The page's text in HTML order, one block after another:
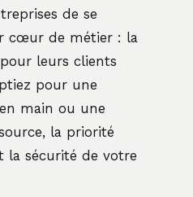
de se
cœur de métier : la
leurs clients
pour une
main ou une
la priorité
la sécurité de votre